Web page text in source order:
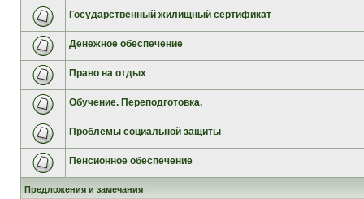
Государственный жилищный сертификат
Денежное обеспечение
Право на отдых
Обучение. Переподготовка.
Проблемы социальной защиты
Пенсионное обеспечение
Предложения и замечания